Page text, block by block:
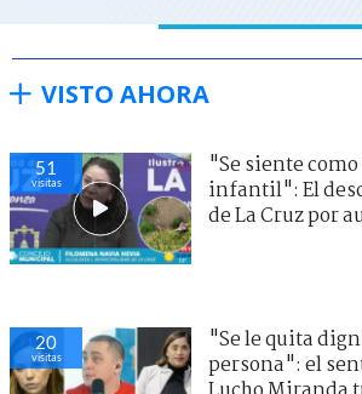
VISTO AHORA
51
visitas
"Se siente
infantil": El
de La Cruz por
20
visitas
"Se le quita
persona": el